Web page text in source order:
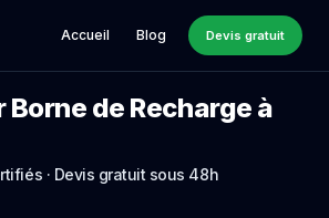
Accueil Blog Devis gratuit
de Recharge à
· Devis gratuit sous 48h